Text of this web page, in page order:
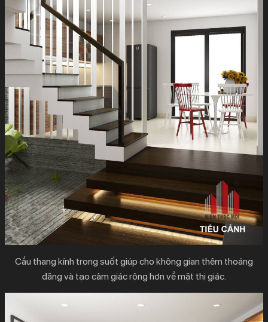
Cầu thang kính trong suốt giúp cho không gian thêm thoáng
đãng và tạo cảm giác rộng hơn về mặt thị giác.